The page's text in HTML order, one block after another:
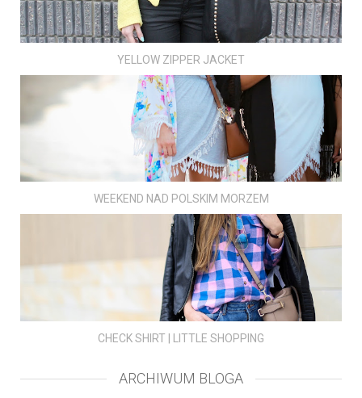
YELLOW ZIPPER JACKET
WEEKEND NAD POLSKIM MORZEM
CHECK SHIRT | LITTLE SHOPPING
ARCHIWUM BLOGA